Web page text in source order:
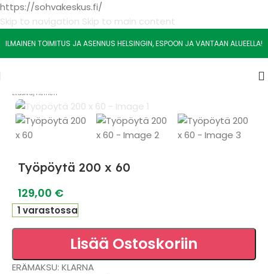
https://sohvakeskus.fi/
Skip to navigation Skip to main content
ILMAINEN TOIMITUS JA ASENNUS HELSINGIN, ESPOON JA VANTAAN ALUEELLA!
Etusivu/ Yleinen
Työpöytä 200 x 60
129,00 €
1 varastossa
Lisää Ostoskoriin
ERÄMAKSU: KLARNA